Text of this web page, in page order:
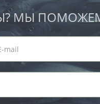
МЫ